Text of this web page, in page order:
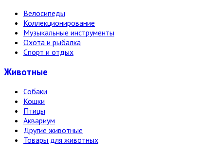
Велосипеды
Коллекционирование
Музыкальные инструменты
Охота и рыбалка
Спорт и отдых
Животные
Собаки
Кошки
Птицы
Аквариум
Другие животные
Товары для животных